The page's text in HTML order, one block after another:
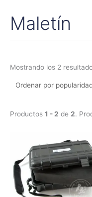
Maletín
Mostrando los 2
Productos 1 - 2 de 2.
de
precios:
desde
35,95€
hasta
59,75€